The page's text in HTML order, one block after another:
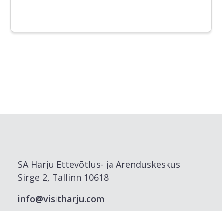
SA Harju Ettevõtlus- ja Arenduskeskus
Sirge 2, Tallinn 10618
info@visitharju.com